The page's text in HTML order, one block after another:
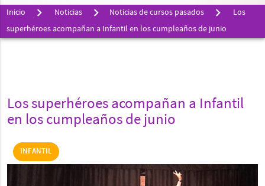
Inicio Noticias Noticias de cursos pasados
Los
superhéroes acompañan a Infantil en los cumpleaños de junio
Los superhéroes acompañan a Infantil
en los cumpleaños de junio
INFANTIL